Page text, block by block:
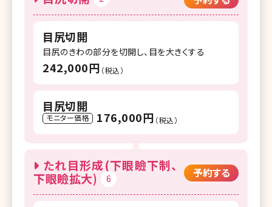
目尻切開
目尻のきわの部分を切開し、目を大きくする
242,000円 （税込）
目尻切開
モニター価格 176,000円 （税込）
たれ目形成(下眼瞼下制、
下眼瞼拡大)
6 予約する